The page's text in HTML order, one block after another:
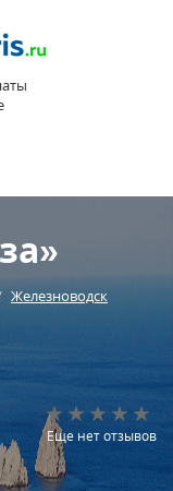
Железноводск
Еще нет отзывов